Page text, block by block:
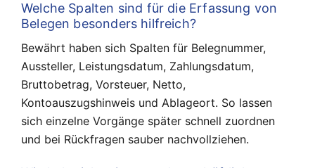
Welche Spalten sind für die Erfassung von
Belegen besonders hilfreich?
Bewährt haben sich Spalten für Belegnummer,
Aussteller, Leistungsdatum, Zahlungsdatum,
Bruttobetrag, Vorsteuer, Netto,
Kontoauszugshinweis und Ablageort. So lassen
sich einzelne Vorgänge später schnell zuordnen
und bei Rückfragen sauber nachvollziehen.